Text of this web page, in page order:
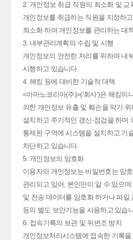
2. 개인정보 취급 직원의 최소화 및 교
개인정보를 취급하는 직원을 지정하
최소화 하여 개인정보를 관리하는 대
3. 내부관리계획의 수립 및 시행
개인정보의 안전한 처리를 위하여 내
시행하고 있습니다.
4. 해킹 등에 대비한 기술적 대책
<아마노코리아(주)>('회사')은 해킹이
의한 개인정보 유출 및 훼손을 막기
설치하고 주기적인 갱신·점검을 하며
통제된 구역에 시스템을 설치하고 기
차단하고 있습니다.
5. 개인정보의 암호화
이용자의 개인정보는 비밀번호는 암
관리되고 있어, 본인만이 알 수 있으
및 전송 데이터를 암호화 하거나 파일
등의 별도 보안기능을 사용하고 있습
6. 접속기록의 보관 및 위변조 방지
개인정보처리시스템에 접속한 기록을